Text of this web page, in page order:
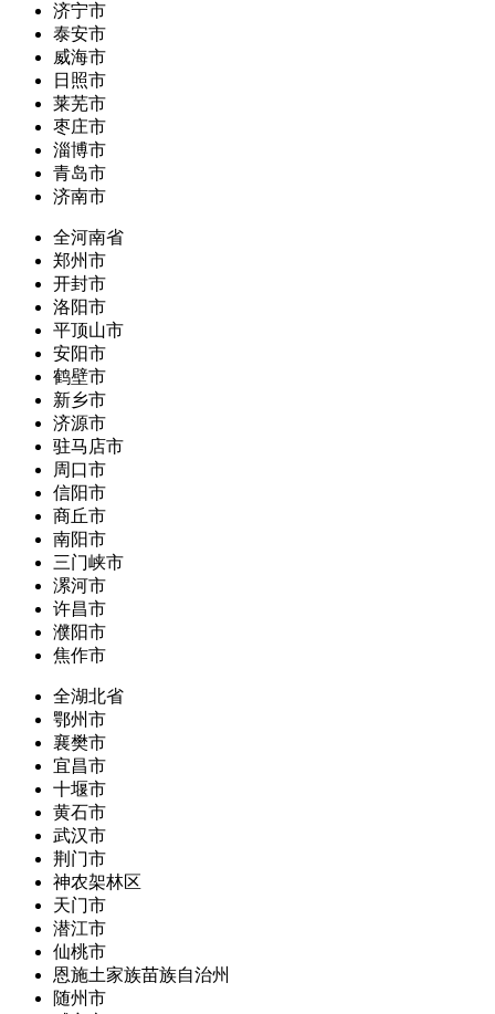
济宁市
泰安市
威海市
日照市
莱芜市
枣庄市
淄博市
青岛市
济南市
全河南省
郑州市
开封市
洛阳市
平顶山市
安阳市
鹤壁市
新乡市
济源市
驻马店市
周口市
信阳市
商丘市
南阳市
三门峡市
漯河市
许昌市
濮阳市
焦作市
全湖北省
鄂州市
襄樊市
宜昌市
十堰市
黄石市
武汉市
荆门市
神农架林区
天门市
潜江市
仙桃市
恩施土家族苗族自治州
随州市